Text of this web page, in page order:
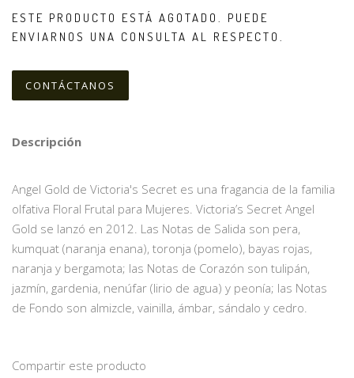
ESTE PRODUCTO ESTÁ AGOTADO. PUEDE
ENVIARNOS UNA CONSULTA AL RESPECTO.
CONTÁCTANOS
Descripción
Angel Gold de Victoria's Secret es una fragancia de la familia
olfativa Floral Frutal para Mujeres. Victoria’s Secret Angel
Gold se lanzó en 2012. Las Notas de Salida son pera,
kumquat (naranja enana), toronja (pomelo), bayas rojas,
naranja y bergamota; las Notas de Corazón son tulipán,
jazmín, gardenia, nenúfar (lirio de agua) y peonía; las Notas
de Fondo son almizcle, vainilla, ámbar, sándalo y cedro.
Compartir este producto